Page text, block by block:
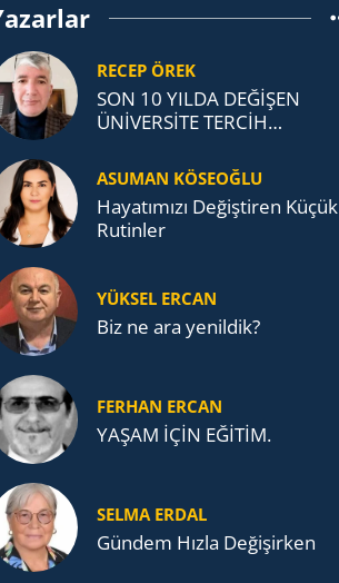
MİRASI
RECEP ÖREK
SON 10 YILDA DEĞİŞEN
ÜNİVERSİTE TERCİH
ASUMAN KÖSEOĞLU
Ha­ya­tı­mı­zı De­ğiş­ti­ren Küçük
Ru­tin­ler
YÜKSEL ERCAN
Biz ne ara yenildik?
FERHAN ERCAN
YAŞAM İÇİN EĞİTİM.
SELMA ERDAL
Gündem Hızla Değişirken